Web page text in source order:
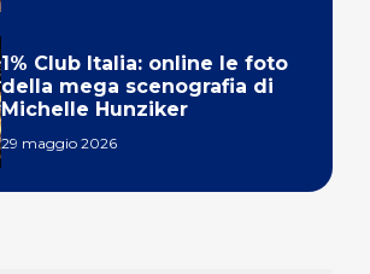
1% Club Italia: online le foto
della mega scenografia di
Michelle Hunziker
29 maggio 2026